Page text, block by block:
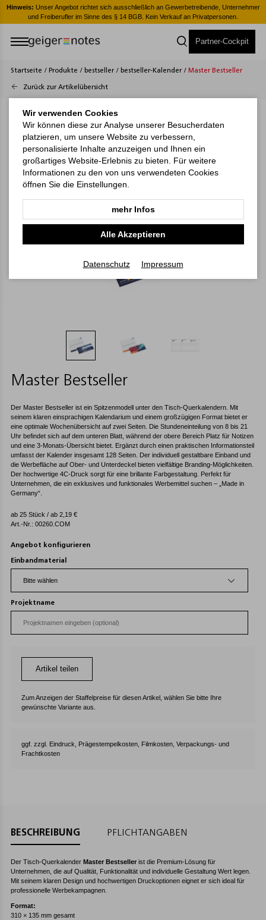
Hinweis: Unser Angebot richtet sich ausschließlich an Gewerbetreibende, Unternehmer
und Freiberufler im Sinne des § 14 BGB. Kein Verkauf an Privatpersonen.
Partner-Cockpit
Startseite / Produkte / bestseller / bestseller-Kalender / Master Bestseller
Zurück zur Artikelübersicht
Master Bestseller
Der Master Bestseller ist ein Spitzenmodell unter den Tisch-Querkalendern. Mit
seinem klaren einsprachigen Kalendarium und einem großzügigen Format bietet er
eine optimale Wochenübersicht auf zwei Seiten. Die Stundeneinteilung von 8 bis 21
Uhr befindet sich auf dem unteren Blatt, während der obere Bereich Platz für Notizen
und eine 3-Monats-Übersicht bietet. Ergänzt durch einen praktischen Informationsteil
umfasst der Kalender insgesamt 128 Seiten. Der individuell gestaltbare Einband und
die Werbefläche auf Ober- und Unterdeckel bieten vielfältige Branding-Möglichkeiten.
Der hochwertige 4C-Druck sorgt für eine brillante Farbgestaltung. Perfekt für
Unternehmen, die ein exklusives und funktionales Werbemittel suchen – „Made in
Germany“.
ab 25 Stück / ab 2,19 €
Art.-Nr.: 00260.COM
Angebot konfigurieren
Einbandmaterial
Projektname
Artikel teilen
Zum Anzeigen der Staffelpreise für diesen Artikel, wählen Sie bitte Ihre
gewünschte Variante aus.
ggf. zzgl. Eindruck, Prägestempelkosten, Filmkosten, Verpackungs- und
Frachtkosten
BESCHREIBUNG PFLICHTANGABEN
Der Tisch-Querkalender Master Bestseller ist die Premium-Lösung für
Unternehmen, die auf Qualität, Funktionalität und individuelle Gestaltung Wert legen.
Mit seinem klaren Design und hochwertigen Druckoptionen eignet er sich ideal für
professionelle Werbekampagnen.
Format:
310 × 135 mm gesamt
Wir verwenden Cookies
Wir können diese zur Analyse unserer Besucherdaten
platzieren, um unsere Website zu verbessern,
personalisierte Inhalte anzuzeigen und Ihnen ein
großartiges Website-Erlebnis zu bieten. Für weitere
Informationen zu den von uns verwendeten Cookies
öffnen Sie die Einstellungen.
mehr Infos
Alle Akzeptieren
Datenschutz Impressum